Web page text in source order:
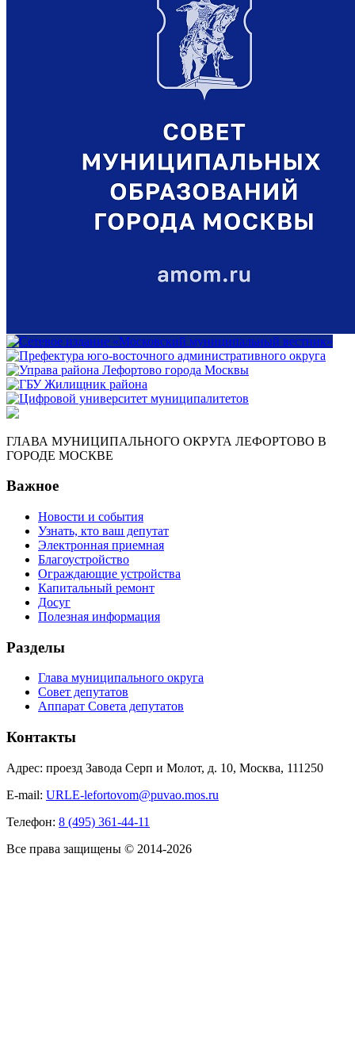
ГЛАВА МУНИЦИПАЛЬНОГО ОКРУГА ЛЕФОРТОВО В
ГОРОДЕ МОСКВЕ
Важное
Новости и события
Узнать, кто ваш депутат
Электронная приемная
Благоустройство
Ограждающие устройства
Капитальный ремонт
Досуг
Полезная информация
Разделы
Глава муниципального округа
Совет депутатов
Аппарат Совета депутатов
Контакты
Адрес: проезд Завода Серп и Молот, д. 10, Москва, 111250
E-mail: URLE-lefortovom@puvao.mos.ru
Телефон: 8 (495) 361-44-11
Все права защищены © 2014-2026